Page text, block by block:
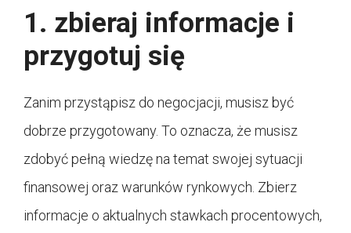
1. zbieraj informacje i
przygotuj się
Zanim przystąpisz do negocjacji, musisz być
dobrze przygotowany. To oznacza, że ​​musisz
zdobyć pełną wiedzę na temat swojej sytuacji
finansowej oraz warunków rynkowych. Zbierz
informacje o aktualnych stawkach procentowych,